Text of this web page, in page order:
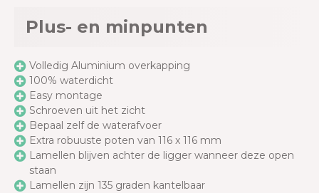
Plus- en minpunten
Volledig Aluminium overkapping
100% waterdicht
Easy montage
Schroeven uit het zicht
Bepaal zelf de waterafvoer
Extra robuuste poten van 116 x 116 mm
Lamellen blijven achter de ligger wanneer deze open
staan
Lamellen zijn 135 graden kantelbaar